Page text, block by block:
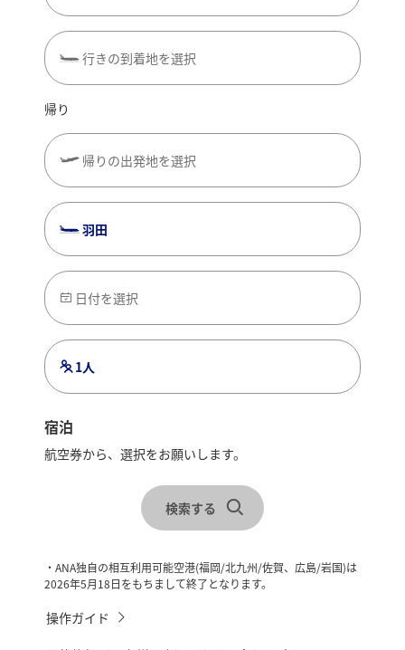
行きの到着地を選択
帰り
帰りの出発地を選択
羽田
日付を選択
1人
宿泊
航空券から、選択をお願いします。
宿泊地を選択
チェックイン・チェックアウトを選択
検索する
・ANA独自の相互利用可能空港(福岡/北九州/佐賀、広島/岩国)は
2026年5月18日をもちまして終了となります。
操作ガイド